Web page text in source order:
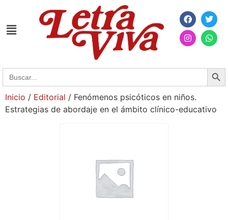
Search
for:
Inicio / Editorial / Fenómenos psicóticos en niños.
Estrategias de abordaje en el ámbito clínico-educativo